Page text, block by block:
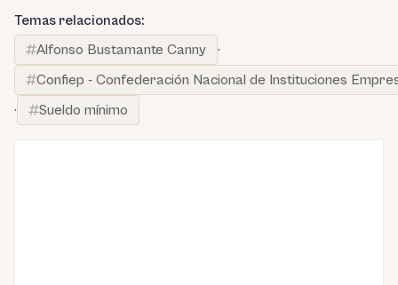
Temas relacionados:
Alfonso Bustamante Canny
·
Confiep - Confederación Nacional de Instituciones
·
Sueldo mínimo